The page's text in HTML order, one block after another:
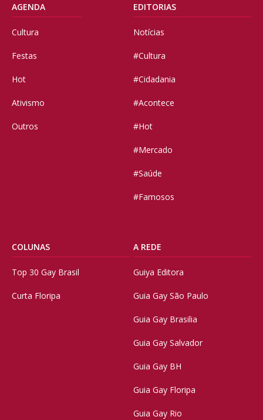
AGENDA
Cultura
Festas
Hot
Ativismo
Outros
EDITORIAS
Notícias
#Cultura
#Cidadania
#Acontece
#Hot
#Mercado
#Saúde
#Famosos
COLUNAS
Top 30 Gay Brasil
Curta Floripa
A REDE
Guiya Editora
Guia Gay São Paulo
Guia Gay Brasilia
Guia Gay Salvador
Guia Gay BH
Guia Gay Floripa
Guia Gay Rio